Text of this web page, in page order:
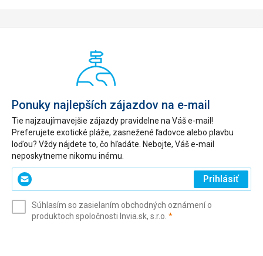
Ponuky najlepších zájazdov na e-mail
Tie najzaujímavejšie zájazdy pravidelne na Váš e-mail!
Preferujete exotické pláže, zasnežené ľadovce alebo plavbu
loďou? Vždy nájdete to, čo hľadáte. Nebojte, Váš e-mail
neposkytneme nikomu inému.
Zadajte
svoj
(povinné)
Prihlásiť
Súhlasím so zasielaním obchodných oznámení o
produktoch spoločnosti Invia.sk, s.r.o. *(povinné)